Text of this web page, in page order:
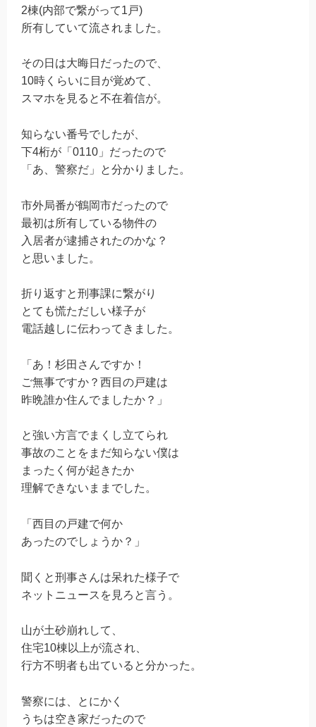
2棟(内部で繋がって1戸)
所有していて流されました。
その日は大晦日だったので、
10時くらいに目が覚めて、
スマホを見ると不在着信が。
知らない番号でしたが、
下4桁が「0110」だったので
「あ、警察だ」と分かりました。
市外局番が鶴岡市だったので
最初は所有している物件の
入居者が逮捕されたのかな？
と思いました。
折り返すと刑事課に繋がり
とても慌ただしい様子が
電話越しに伝わってきました。
「あ！杉田さんですか！
ご無事ですか？西目の戸建は
昨晩誰か住んでましたか？」
と強い方言でまくし立てられ
事故のことをまだ知らない僕は
まったく何が起きたか
理解できないままでした。
「西目の戸建で何か
あったのでしょうか？」
聞くと刑事さんは呆れた様子で
ネットニュースを見ろと言う。
山が土砂崩れして、
住宅10棟以上が流され、
行方不明者も出ていると分かった。
警察には、とにかく
うちは空き家だったので